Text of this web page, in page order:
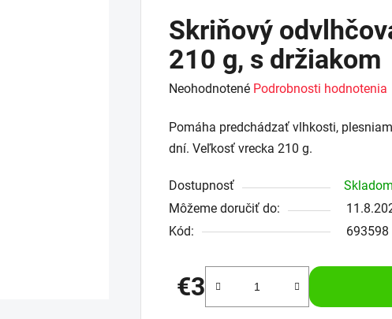
Skriňový
210 g, s držiakom
Priemerné
produktu
je
z
5
hviezdičiek.
Neohodnotené Podrobnosti hodnotenia
Pomáha predchádzať vlhkosti,
dní. Veľkosť vrecka 210 g.
Dostupnosť Skladom
Môžeme doručiť do:
Kód:
693598
€3
Jednotková cena: